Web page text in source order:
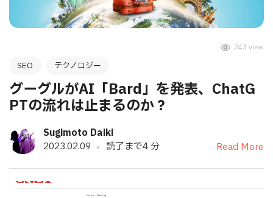
SEO テクノロジー
243 view
グーグルがAI「Bard」を発表、ChatG
PTの流れは止まるのか？
Sugimoto Daiki
2023.02.09
読了まで4 分 Read More